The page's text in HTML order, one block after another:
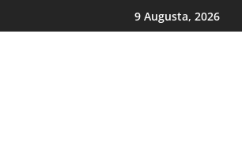
9 Augusta, 2026